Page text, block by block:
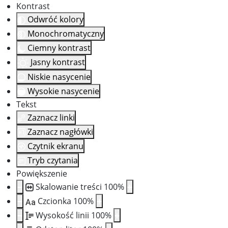
Kontrast
Odwróć kolory
Monochromatyczny
Ciemny kontrast
Jasny kontrast
Niskie nasycenie
Wysokie nasycenie
Tekst
Zaznacz linki
Zaznacz nagłówki
Czytnik ekranu
Tryb czytania
Powiększenie
Skalowanie treści 100%
Aa Czcionka 100%
Wysokość linii 100%